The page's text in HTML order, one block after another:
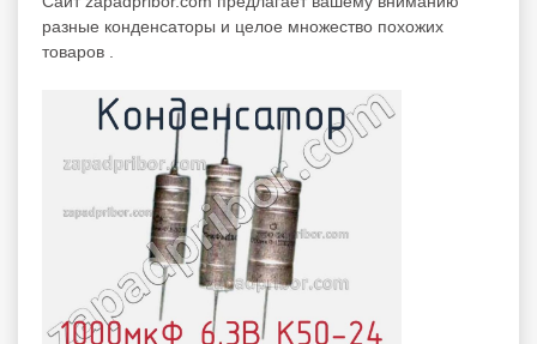
разные конденсаторы и целое множество похожих
товаров .